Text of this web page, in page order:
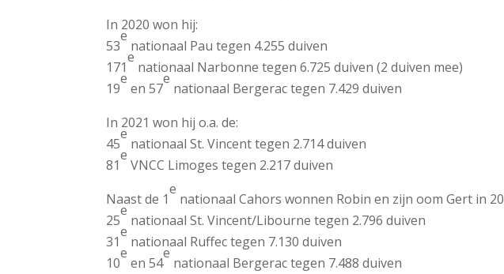
In 2020 won hij:
53
e
nationaal Pau tegen 4.255 duiven
171
e
nationaal Narbonne tegen 6.725 duiven (2 duiven mee)
19
e
en 57
e
nationaal Bergerac tegen 7.429 duiven
In 2021 won hij o.a. de:
45
e
nationaal St. Vincent tegen 2.714 duiven
81
e
VNCC Limoges tegen 2.217 duiven
Naast de 1
e
nationaal Cahors wonnen Robin en zijn oom Gert in
25
e
nationaal St. Vincent/Libourne tegen 2.796 duiven
31
e
nationaal Ruffec tegen 7.130 duiven
10
e
en 54
e
nationaal Bergerac tegen 7.488 duiven